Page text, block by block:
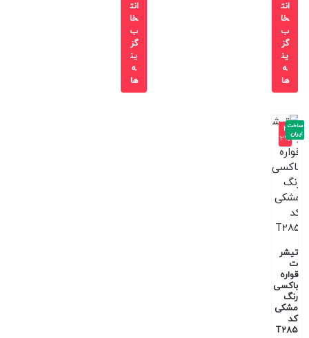
انت
خا
ب
گز
ین
ه
ها
انت
خا
ب
گز
ین
ه
ها
-3
2%
تیشر
ت
قواره
باکسی
رنگ
مشکی
کد
T285
ساخت
ایران